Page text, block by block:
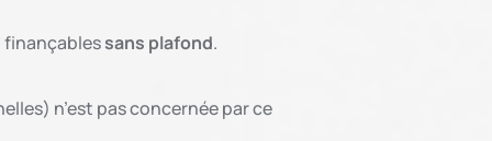
sans plafond.
n’est pas concernée par ce